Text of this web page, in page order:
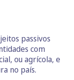
passivos
com
ou agrícola, e
no país.